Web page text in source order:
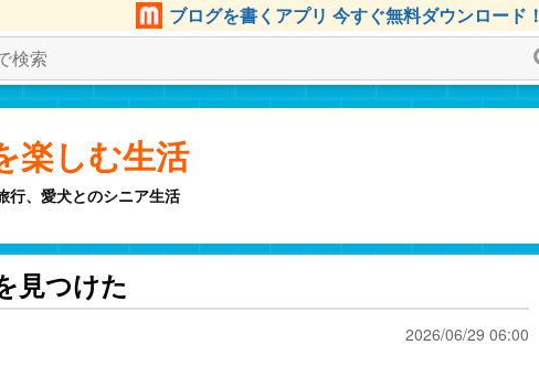
ブログを書くアプリ 今すぐ無料ダウンロード！
楽しむ生活
行、愛犬とのシニア生活
見つけた
2026/06/29 06:00